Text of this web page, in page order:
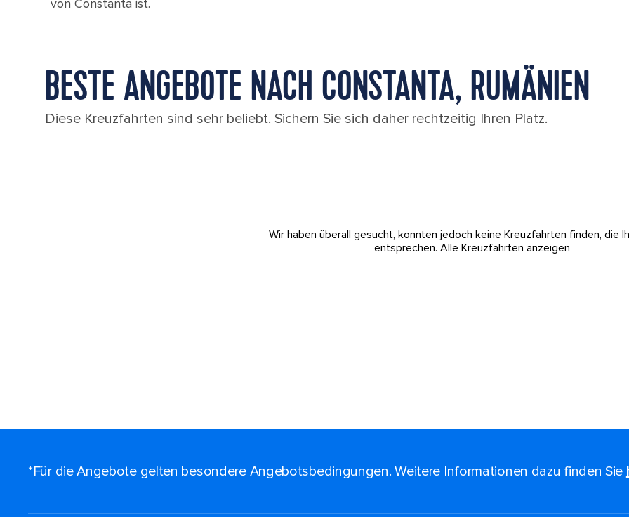
von Constanta ist.
BESTE ANGEBOTE NACH CONSTANTA, RUMÄNIEN
Diese Kreuzfahrten sind sehr beliebt. Sichern Sie sich daher rechtzeitig Ihren Platz.
Wir haben überall gesucht, konnten jedoch keine Kreuzfahrten finden, die
entsprechen. Alle Kreuzfahrten anzeigen
*Für die Angebote gelten besondere Angebotsbedingungen. Weitere Informationen dazu finden Sie